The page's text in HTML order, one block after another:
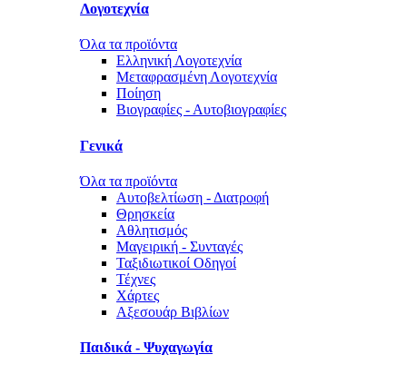
Λογοτεχνία
Όλα τα προϊόντα
Ελληνική Λογοτεχνία
Μεταφρασμένη Λογοτεχνία
Ποίηση
Βιογραφίες - Αυτοβιογραφίες
Γενικά
Όλα τα προϊόντα
Αυτοβελτίωση - Διατροφή
Θρησκεία
Αθλητισμός
Μαγειρική - Συνταγές
Ταξιδιωτικοί Οδηγοί
Τέχνες
Χάρτες
Αξεσουάρ Βιβλίων
Παιδικά - Ψυχαγωγία